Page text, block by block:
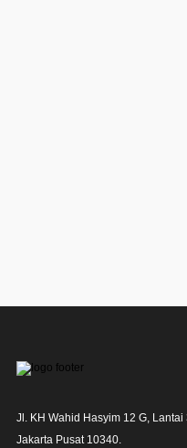
Jl. KH Wahid Hasyim 12 G, Lantai
Jakarta Pusat 10340.